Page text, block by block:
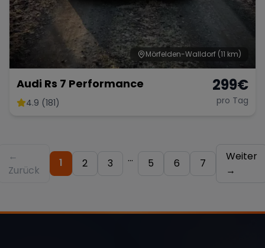
Mörfelden-Walldorf (11 km)
Audi Rs 7 Performance
4.9 (181)
299€
pro Tag
←
Zurück
1 2 3 ... 5 6 7
Weiter
→